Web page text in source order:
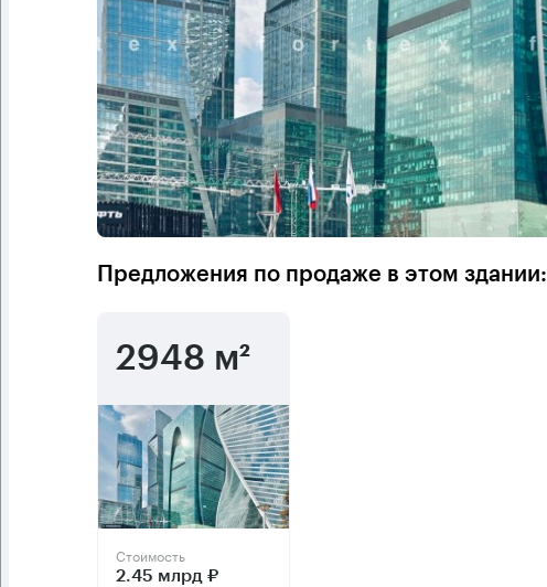
Предложения по продаже в этом здании:
2948 м²
Стоимость
2.45 млрд ₽